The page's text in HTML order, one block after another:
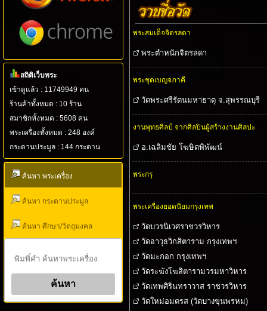
สถิติเว็บพระ
เข้าดูแล้ว : 11749949 คน
ร้านค้าทั้งหมด : 10 ร้าน
สมาชิกทั้งหมด : 5608 คน
พระเครื่องทั้งหมด : 248 องค์
กระดานประมูล : 144 กระดาน
ค้นหา พระเครื่อง
ค้นหา กระดานประมูล
ค้นหา ศึกษา/วัตถุมงคล
พระสมเด็จจิตรลดา
พระตําหนักจิตรลดา
พระชุดเบญจภาคี
วัดพระศรีรัตนมหาธาตุ จ.สุพรรณบุรี
งานพุทธศิลป์ จากศิลปินผู้สร้างงานศิลปะ
อ.เฉลิมชัย โฆษิตพิพัฒน์
พระกรุ
พระเครื่องยอดนิยมกรุงเทพ
วัดบวรนิเวศราชวรวิหาร
วัดอาวุธวิกสิตาราม กรุงเทพฯ
วัดมะกอก กรุงเทพฯ
วัดระฆังโฆสิตารามวรมหาวิหาร
วัดเทพศิรินทราวาส ราชวรวิหาร
วัดใหม่อมตรส (วัดบางขุนพรหม)